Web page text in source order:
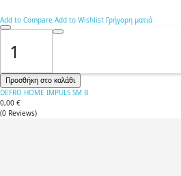
Add to Compare Add to Wishlist Γρήγορη ματιά
Προσθήκη στο καλάθι
DEFRO HOME IMPULS SM B
0,00 €
(0 Reviews)